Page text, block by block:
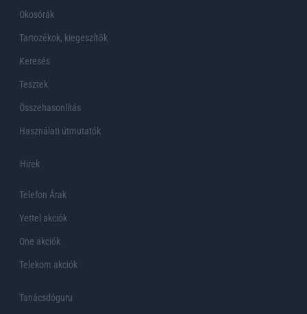
Okosórák
Tartozékok, kiegeszítők
Keresés
Tesztek
Összehasonlítás
Használati útmutatók
Hirek
Telefon Árak
Yettel akciók
One akciók
Telekom akciók
Tanácsdóguru